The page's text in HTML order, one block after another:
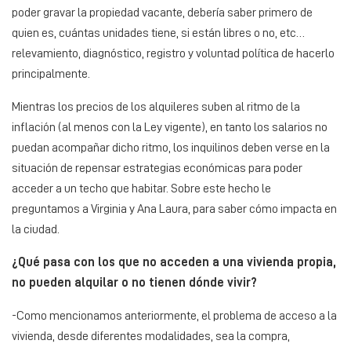
poder gravar la propiedad vacante, debería saber primero de
quien es, cuántas unidades tiene, si están libres o no, etc…
relevamiento, diagnóstico, registro y voluntad política de hacerlo
principalmente.
Mientras los precios de los alquileres suben al ritmo de la
inflación (al menos con la Ley vigente), en tanto los salarios no
puedan acompañar dicho ritmo, los inquilinos deben verse en la
situación de repensar estrategias económicas para poder
acceder a un techo que habitar. Sobre este hecho le
preguntamos a Virginia y Ana Laura, para saber cómo impacta en
la ciudad.
¿Qué pasa con los que no acceden a una vivienda propia,
no pueden alquilar o no tienen dónde vivir?
-Como mencionamos anteriormente, el problema de acceso a la
vivienda, desde diferentes modalidades, sea la compra,